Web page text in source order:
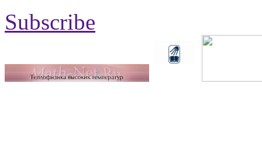
Subscribe